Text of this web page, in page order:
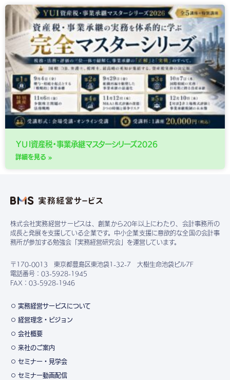
ＹＵＩ資産税・事業承継マスターシリーズ2026
詳細を見る »
株式会社実務経営サービスは、創業から20年以上にわたり、会計事務所の
成長と発展を支援している企業です。中小企業支援に意欲的な全国の会計事
務所が参加する勉強会「実務経営研究会」を運営しています。
〒170-0013 東京都豊島区東池袋1-32-7 大樹生命池袋ビル7F
電話番号：03-5928-1945
FAX：03-5928-1946
実務経営サービスについて
経営理念・ビジョン
会社概要
来社のご案内
セミナー・見学会
セミナー動画配信